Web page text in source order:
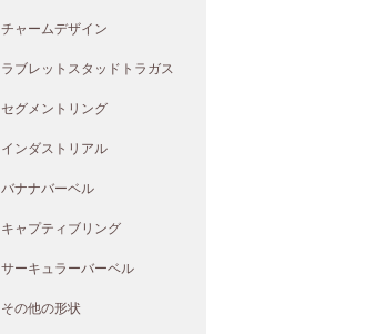
チャームデザイン
ラブレットスタッドトラガス
セグメントリング
インダストリアル
バナナバーベル
キャプティブリング
サーキュラーバーベル
その他の形状